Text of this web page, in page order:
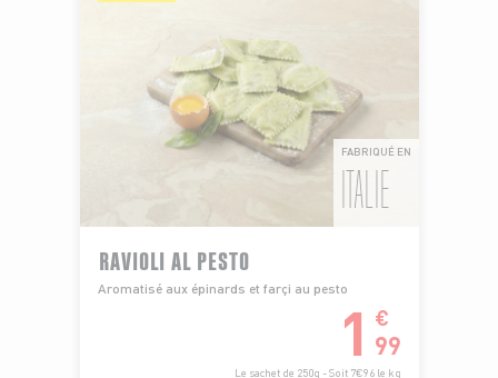
FABRIQUÉ EN
ITALIE
RAVIOLI AL PESTO
Aromatisé aux épinards et farçi au pesto
1 €
99
Le sachet de 250g - Soit 7€96 le kg